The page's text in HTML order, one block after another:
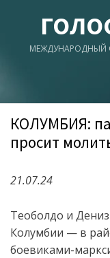
МЕЖДУНАРОДНЫЙ
КОЛУМБИЯ:
просит
21.07.24
Теоболдо и
Колумбии — в
боевиками-